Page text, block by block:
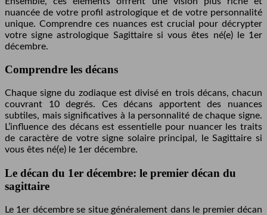
nuancée de votre profil astrologique et de votre personnalité
unique. Comprendre ces nuances est crucial pour décrypter
votre signe astrologique Sagittaire si vous êtes né(e) le 1er
décembre.
Comprendre les décans
Chaque signe du zodiaque est divisé en trois décans, chacun
couvrant 10 degrés. Ces décans apportent des nuances
subtiles, mais significatives à la personnalité de chaque signe.
L’influence des décans est essentielle pour nuancer les traits
de caractère de votre signe solaire principal, le Sagittaire si
vous êtes né(e) le 1er décembre.
Le décan du 1er décembre: le premier décan du
sagittaire
Le 1er décembre se situe généralement dans le premier décan